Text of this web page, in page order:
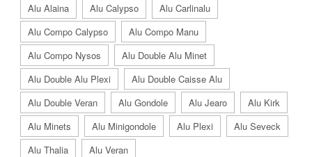
Alu Alaina
Alu Calypso
Alu Carlinalu
Alu Compo Calypso
Alu Compo Manu
Alu Compo Nysos
Alu Double Alu Minet
Alu Double Alu Plexi
Alu Double Caisse Alu
Alu Double Veran
Alu Gondole Alu Jearo
Alu Kirk
Alu Minets
Alu Minigondole Alu Plexi
Alu Seveck
Alu Thalia
Alu Veran